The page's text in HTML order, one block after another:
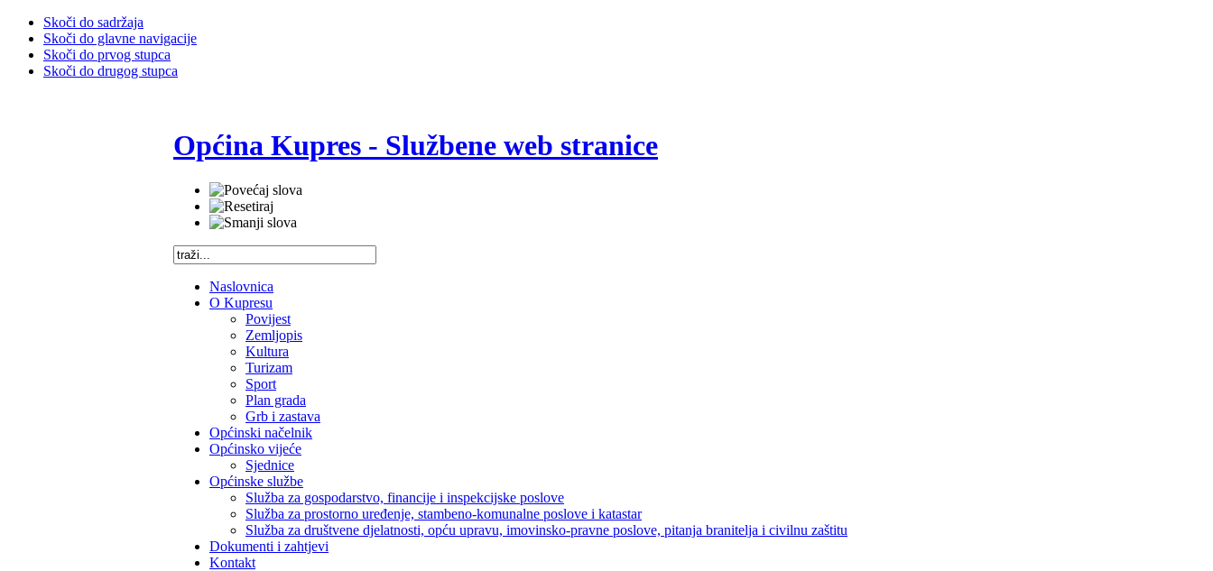
Skoči do sadržaja
Skoči do glavne navigacije
Skoči do prvog stupca
Skoči do drugog stupca
Općina Kupres - Službene web stranice
Naslovnica
O Kupresu
Povijest
Zemljopis
Kultura
Turizam
Sport
Plan grada
Grb i zastava
Općinski načelnik
Općinsko vijeće
Sjednice
Općinske službe
Služba za gospodarstvo, financije i inspekcijske poslove
Služba za prostorno uređenje, stambeno-komunalne poslove i katastar
Služba za društvene djelatnosti, opću upravu, imovinsko-pravne poslove, pitanja branitelja i civilnu zaštitu
Dokumenti i zahtjevi
Kontakt